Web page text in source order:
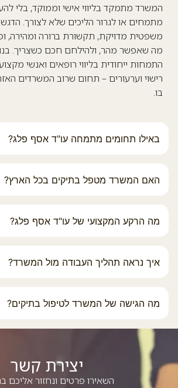
המשרד מתמקד בליווי אישי וממוקד, בלי
מתמחים או לגרור הליכים שלא לצורך.
משפטית מדויקת, תקשורת ברורה ומהירה,
מה שאפשר מהר, ולהילחם חכם כשצריך.
התמחות ייחודית בליווי רופאים ואנשי
רישוי וערעורים – תחום שרוב המשרדים
בו.
באילו תחומים מתמחה עו"ד אסף פלג?
האם המשרד מטפל בתיקים בכל הארץ?
מה הרקע המקצועי של עו"ד אסף פלג?
איך נראה תהליך העבודה מול המשרד?
מה הגישה של המשרד לטיפול בתיקים?
יצירת קשר
השאירו פרטים ונחזור אליכם